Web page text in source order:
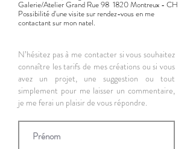
Galerie/Atelier Grand Rue 98 1820 Montreux - CH
Possibilité d'une visite sur rendez-vous en me
contactant sur mon natel.
N’hésitez pas à me contacter si vous souhaitez
connaître les tarifs de mes créations ou si vous
avez un projet, une suggestion ou tout
simplement pour me laisser un commentaire,
je me ferai un plaisir de vous répondre.